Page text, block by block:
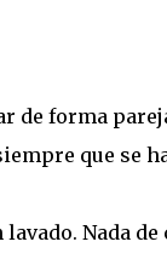
de forma
que se
Nada de